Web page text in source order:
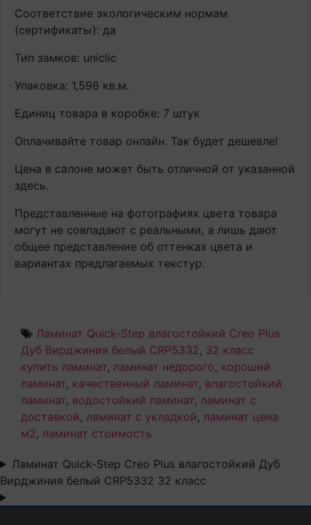
Соответствие экологическим нормам
(сертификаты): да
Тип замков: uniclic
Упаковка: 1,596 кв.м.
Единиц товара в коробке: 7 штук
Оплачивайте товар онлайн. Так будет дешевле!
Цена в салоне может быть отличной от указанной
здесь.
Представленные на фотографиях цвета товара
могут не совпадают с реальными, а лишь дают
общее представление об оттенках цвета и
вариантах предлагаемых текстур.
Ламинат Quick-Step влагостойкий Creo Plus
Дуб Вирджиния белый CRP5332, 32 класс
купить ламинат, ламинат недорого, хороший
ламинат, качественный ламинат, влагостойкий
ламинат, водостойкий ламинат, ламинат с
доставкой, ламинат с укладкой, ламинат цена
м2, ламинат стоимость
Ламинат Quick-Step Creo Plus влагостойкий Дуб
Вирджиния белый CRP5332 32 класс